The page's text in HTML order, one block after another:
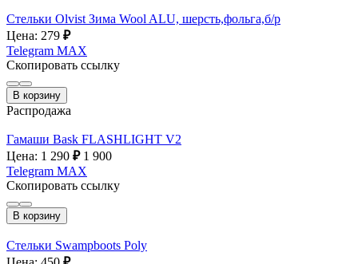
Стельки Olvist Зима Wool ALU, шерсть,фольга,б/р
Цена: 279 ₽
Telegram MAX
Скопировать ссылку
В корзину
Распродажа
Гамаши Bask FLASHLIGHT V2
Цена: 1 290 ₽ 1 900
Telegram MAX
Скопировать ссылку
В корзину
Стельки Swampboots Poly